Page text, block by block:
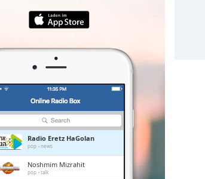
Radio Eretz HaGolan
pop news
Noshmim Mizrahit
pop talk